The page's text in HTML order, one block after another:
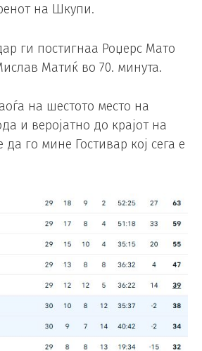
на Шкупи.
ги постигнаа Роџерс Мато
Матиќ во 70. минута.
на шестото место на
и веројатно до крајот на
да го мине Гостивар кој сега е